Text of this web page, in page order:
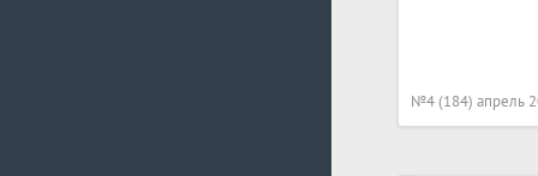
№4 (184) апрель